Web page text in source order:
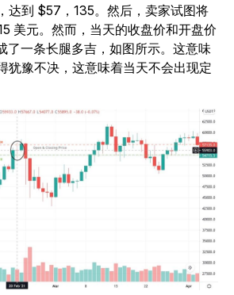
达到 $57，135。然后，卖家试图将
美元。然而，当天的收盘价和开盘价
了一条长腿多吉，如图所示。这意味
犹豫不决，这意味着当天不会出现定